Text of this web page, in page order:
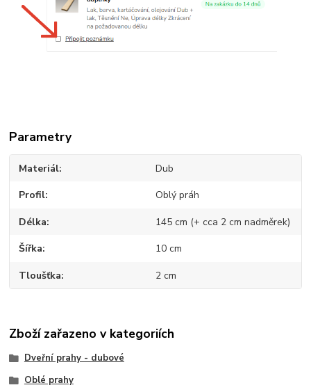
Parametry
Materiál Dub
Profil Oblý práh
Délka 145 cm (+ cca 2 cm nadměrek)
Šířka 10 cm
Tloušťka 2 cm
Zboží zařazeno v kategoriích
Dveřní prahy - dubové
Oblé prahy